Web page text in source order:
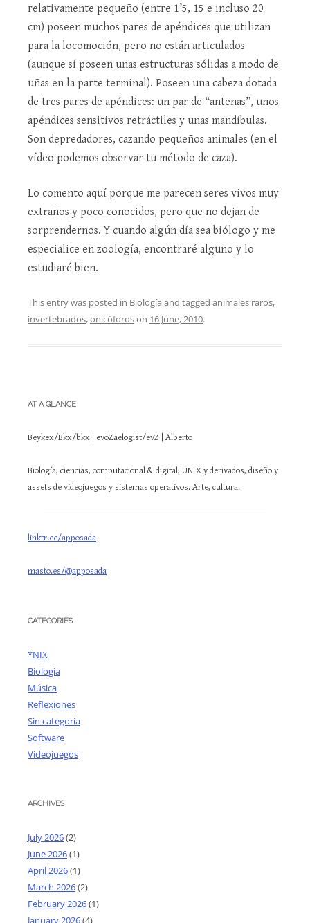
relativamente pequeño (entre 1’5, 15 e incluso 20
cm) poseen muchos pares de apéndices que utilizan
para la locomoción, pero no están articulados
(aunque sí poseen unas estructuras sólidas a modo de
uñas en la parte terminal). Poseen una cabeza dotada
de tres pares de apéndices: un par de “antenas”, unos
apéndices sensitivos retráctiles y unas mandíbulas.
Son depredadores, cazando pequeños animales (en el
vídeo podemos observar tu método de caza).
Lo comento aquí porque me parecen seres vivos muy
extraños y poco conocidos, pero que no dejan de
sorprendernos. Y cuando algún día sea biólogo y me
especialice en zoología, encontraré alguno y lo
estudiaré bien.
This entry was posted in Biología and tagged animales raros,
invertebrados,onicóforoson 16 June, 2010.
AT A GLANCE
Beykex/Bkx/bkx | evoZaelogist/evZ | Alberto
Biología, ciencias, computacional & digital, UNIX y derivados, diseño y
assets de videojuegos y sistemas operativos. Arte, cultura.
linktr.ee/apposada
masto.es/@apposada
CATEGORIES
*NIX
Biología
Música
Reflexiones
Sin categoría
Software
Videojuegos
ARCHIVES
July 2026(2)
June 2026(1)
April 2026(1)
March 2026(2)
February 2026(1)
January 2026(4)